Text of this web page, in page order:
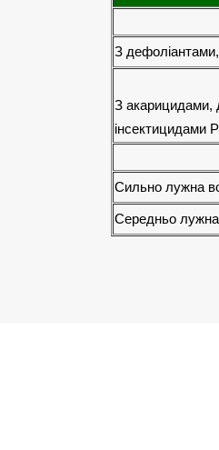
З
З акарицидами,
інсектицидами
Сильно лужна
Середньо